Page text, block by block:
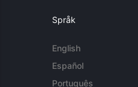
Språk
English
Español
Português